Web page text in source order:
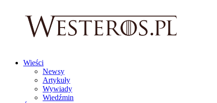
Wieści
Newsy
Artykuły
Wywiady
Wiedźmin